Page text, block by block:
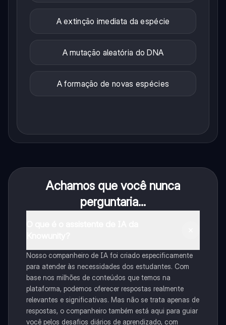
A extinção imediata da espécie
A mutação aleatória do DNA
A formação de novas espécies
Achamos que você nunca
perguntaria...
Nosso companheiro de IA foi criado especificamente
para atender às necessidades dos estudantes. Com
base nos milhões de conteúdos que temos na
plataforma, podemos oferecer respostas realmente
relevantes e significativas. Mas não se trata apenas de
respostas, o companheiro também está aqui para guiar
você pelos desafios diários de aprendizado, com